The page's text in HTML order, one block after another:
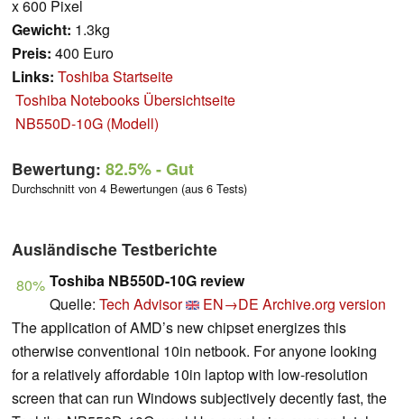
x 600 Pixel
Gewicht: 1.3kg
Preis: 400 Euro
Links: Toshiba Startseite
Toshiba Notebooks Übersichtseite
NB550D-10G (Modell)
Bewertung: 82.5%- Gut
Durchschnitt von 4 Bewertungen (aus 6 Tests)
Ausländische Testberichte
80% Toshiba NB550D-10G review
Quelle: Tech Advisor EN→DE Archive.org version
The application of AMD’s new chipset energizes this
otherwise conventional 10in netbook. For anyone looking
for a relatively affordable 10in laptop with low-resolution
screen that can run Windows subjectively decently fast, the